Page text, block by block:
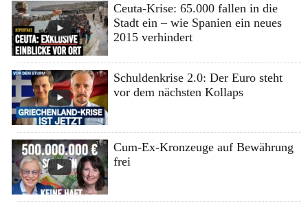
Ceuta-Krise: 65.000 fallen in die
Stadt ein – wie Spanien ein neues
2015 verhindert
Schuldenkrise 2.0: Der Euro steht
vor dem nächsten Kollaps
Cum-Ex-Kronzeuge auf Bewährung
frei